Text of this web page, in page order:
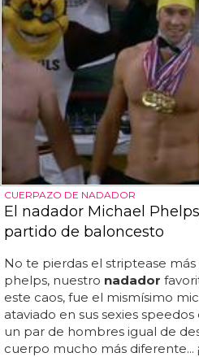
CUERPAZO DE NADADOR
El nadador Michael
partido de baloncesto
No te pierdas el striptease
phelps, nuestro nadador
este caos, fue el mismísimo
ataviado en sus sexies
un par de hombres igual de
cuerpo mucho más diferente...